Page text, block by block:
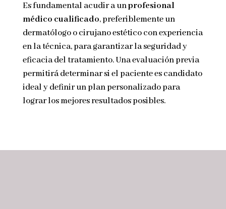
Es fundamental acudir a unprofesional
médico cualificado, preferiblemente un
dermatólogo o cirujano estético con experiencia
en la técnica, para garantizar la seguridad y
eficacia del tratamiento. Una evaluación previa
permitirá determinar si el paciente es candidato
ideal y definir un plan personalizado para
lograr los mejores resultados posibles.